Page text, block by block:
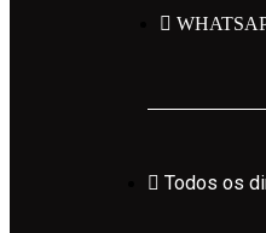
Todos os